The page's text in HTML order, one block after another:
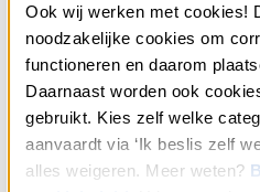
Ook wij werken met cookies!
noodzakelijke cookies om
functioneren en daarom
Daarnaast worden ook
gebruikt. Kies zelf welke
aanvaardt via ‘Ik beslis zelf
alles weigeren. Meer weten?